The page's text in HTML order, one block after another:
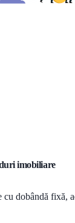
imobiliare
dobândă fixă,